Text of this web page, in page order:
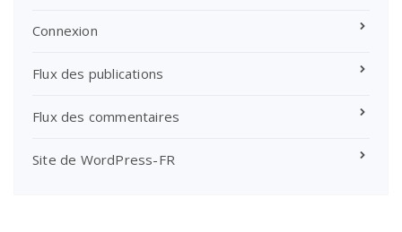
Connexion
Flux des publications
Flux des commentaires
Site de WordPress-FR